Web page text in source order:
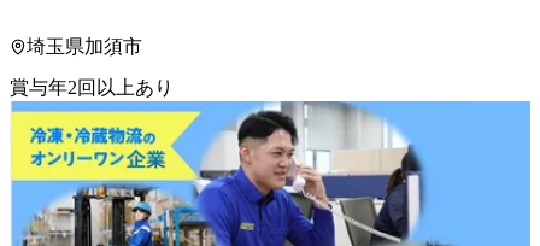
埼玉県加須市
賞与年2回以上あり